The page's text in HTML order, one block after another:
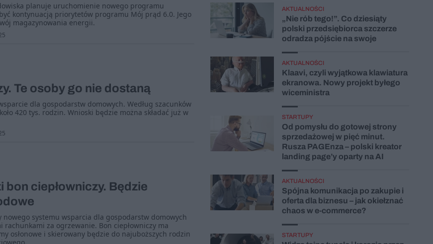
planuje uruchomienie nowego programu
kontynuacją priorytetów programu Mój prąd 6.0. Jego
magazynowania energii.
Te osoby go nie dostaną
dla gospodarstw domowych. Według szacunków
420 tys. rodzin. Wnioski będzie można składać już w
bon ciepłowniczy. Będzie
nowego systemu wsparcia dla gospodarstw domowych
rachunkami za ogrzewanie. Bon ciepłowniczy ma
osłonowe i skierowany będzie do najuboższych rodzin
AKTUALNOŚCI
„Nie rób tego!”. Co dziesiąty
polski przedsiębiorca szczerze
odradza pójście na swoje
AKTUALNOŚCI
Klaavi, czyli wyjątkowa klawiatura
ekranowa. Nowy projekt byłego
wiceministra
STARTUPY
Od pomysłu do gotowej strony
sprzedażowej w pięć minut.
Rusza PAGEnza – polski kreator
landing page’y oparty na AI
AKTUALNOŚCI
Spójna komunikacja po zakupie i
oferta dla biznesu – jak okiełznać
chaos w e-commerce?
STARTUPY